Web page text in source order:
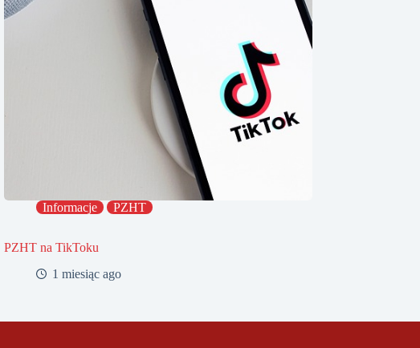
Informacje PZHT
PZHT na TikToku
1 miesiąc ago